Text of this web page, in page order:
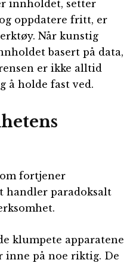
innholdet, setter
oppdatere fritt, er
Når kunstig
basert på data,
er ikke alltid
å holde fast ved.
fortjener
handler paradoksalt
klumpete apparatene
inne på noe riktig. De